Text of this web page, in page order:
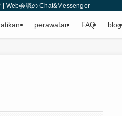
| Web会議の Chat&Messenger
perawatan FAQ blog